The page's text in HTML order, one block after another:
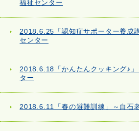
福祉センター
2018.6.25「認知症サポーター養成
センター
2018.6.18「かんたんクッキング♪
ター
2018.6.11「春の避難訓練」～白石